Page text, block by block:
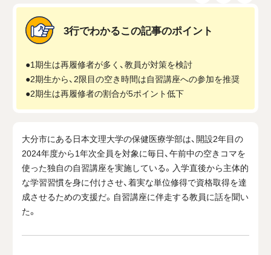
3行でわかるこの記事のポイント
●1期生は再履修者が多く、教員が対策を検討
●2期生から、2限目の空き時間は自習講座への参加を推奨
●2期生は再履修者の割合が5ポイント低下
大分市にある日本文理大学の保健医療学部は、開設2年目の
2024年度から1年次全員を対象に毎日、午前中の空きコマを
使った独自の自習講座を実施している。入学直後から主体的
な学習習慣を身に付けさせ、着実な単位修得で資格取得を達
成させるための支援だ。自習講座に伴走する教員に話を聞い
た。